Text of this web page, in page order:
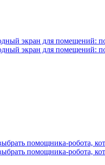
экран для помещений:
экран для помещений:
помощника‑робота,
помощника‑робота,